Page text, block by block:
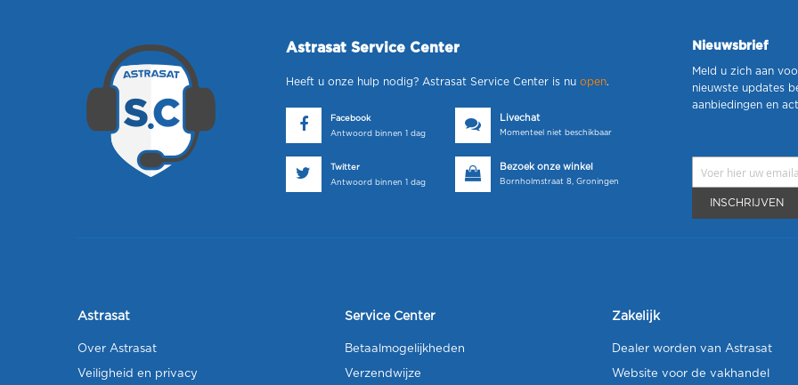
Astrasat Service Center
Heeft u onze hulp nodig? Astrasat Service Center is nu open.
Facebook
Antwoord binnen 1 dag
Livechat
Momenteel niet beschikbaar
Twitter
Antwoord binnen 1 dag
Bezoek onze winkel
Bornholmstraat 8, Groningen
Nieuwsbrief
Meld u zich aan
nieuwste updates
aanbiedingen en
INSCHRIJVEN
Astrasat
Over Astrasat
Veiligheid en privacy
Service Center
Betaalmogelijkheden
Verzendwijze
Zakelijk
Dealer worden van Astrasat
Website voor de vakhandel